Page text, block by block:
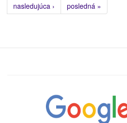
nasledujúca ›
posledná »